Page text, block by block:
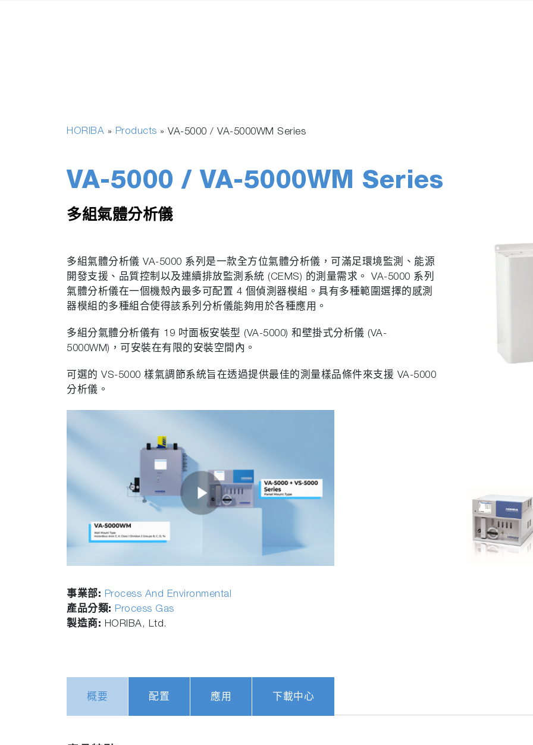
HORIBA » Products » VA-5000 / VA-5000WM Series
VA-5000 / VA-5000WM Series
多組氣體分析儀
多組氣體分析儀 VA-5000 系列是一款全方位氣體分析儀，可滿足環境監測、能源
開發支援、品質控制以及連續排放監測系統 (CEMS) 的測量需求。 VA-5000 系列
氣體分析儀在一個機殼內最多可配置 4 個偵測器模組。具有多種範圍選擇的感測
器模組的多種組合使得該系列分析儀能夠用於各種應用。
多組分氣體分析儀有 19 吋面板安裝型 (VA-5000) 和壁掛式分析儀 (VA-
5000WM)，可安裝在有限的安裝空間內。
可選的 VS-5000 樣氣調節系統旨在透過提供最佳的測量樣品條件來支援 VA-5000
分析儀。
事業部: Process And Environmental
產品分類: Process Gas
製造商: HORIBA, Ltd.
概要 配置 應用 下載中心